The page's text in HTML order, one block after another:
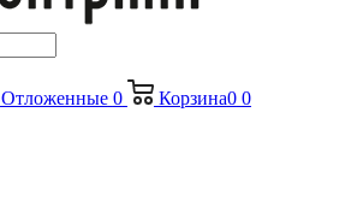
Отложенные 0 Корзина0 0